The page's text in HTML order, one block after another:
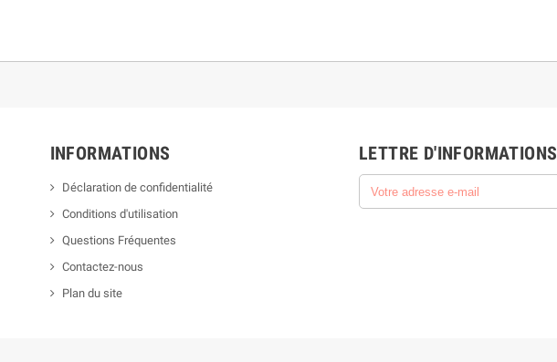
INFORMATIONS
Déclaration de confidentialité
Conditions d'utilisation
Questions Fréquentes
Contactez-nous
Plan du site
LETTRE D'INFORMATIONS